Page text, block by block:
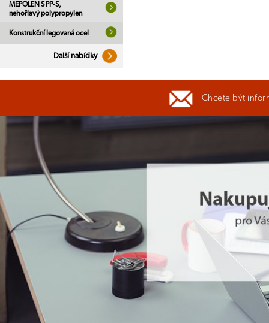
MEPOLEN S PP-S,
nehořlavý polypropylen
Konstrukční legovaná ocel
Další nabídky
Chcete být